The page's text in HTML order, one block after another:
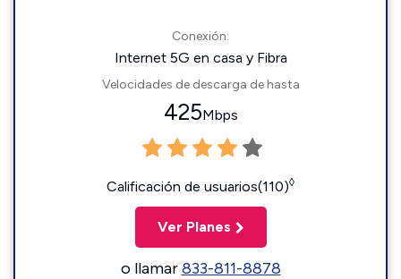
Conexión:
Internet 5G en casa y Fibra
Velocidades de descarga de hasta
425Mbps
Calificación de usuarios(110)◊
Ver Planes
o llamar833-811-8878